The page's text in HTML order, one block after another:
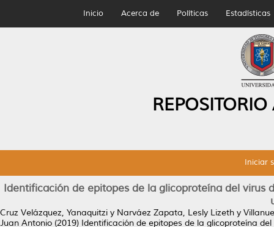
Inicio Acerca de Políticas Estadísticas
Iniciar
Identificación de epitopes de la glicoproteína del
Cruz Velázquez, Yanaquitzi y Narváez Zapata, Lesly Lizeth y
Juan Antonio (2019) Identificación de epitopes de la glicoproteína